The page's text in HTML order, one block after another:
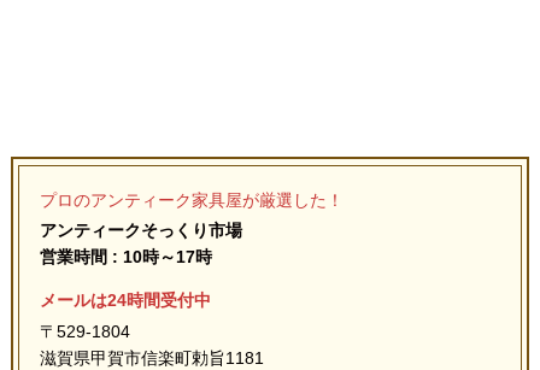
プロのアンティーク家具屋が厳選した！
アンティークそっくり市場
営業時間 : 10時～17時
メールは24時間受付中
〒529-1804
滋賀県甲賀市信楽町勅旨1181